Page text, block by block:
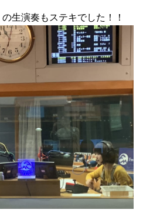
生演奏もステキでした！！